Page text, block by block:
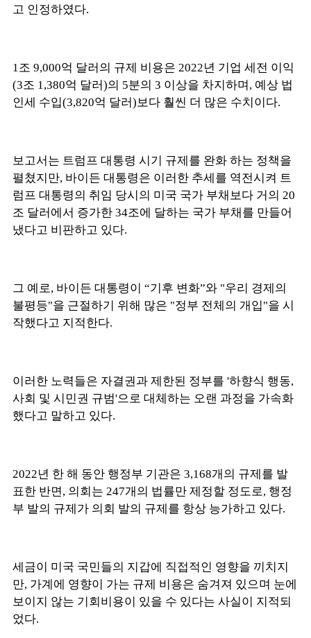
고 인정하였다.
1조 9,000억 달러의 규제 비용은 2022년 기업 세전 이익
(3조 1,380억 달러)의 5분의 3 이상을 차지하며, 예상 법
인세 수입(3,820억 달러)보다 훨씬 더 많은 수치이다.
보고서는 트럼프 대통령 시기 규제를 완화 하는 정책을
펼쳤지만, 바이든 대통령은 이러한 추세를 역전시켜 트
럼프 대통령의 취임 당시의 미국 국가 부채보다 거의 20
조 달러에서 증가한 34조에 달하는 국가 부채를 만들어
냈다고 비판하고 있다.
그 예로, 바이든 대통령이 “기후 변화”와 "우리 경제의
불평등"을 근절하기 위해 많은 "정부 전체의 개입"을 시
작했다고 지적한다.
이러한 노력들은 자결권과 제한된 정부를 '하향식 행동,
사회 및 시민권 규범'으로 대체하는 오랜 과정을 가속화
했다고 말하고 있다.
2022년 한 해 동안 행정부 기관은 3,168개의 규제를 발
표한 반면, 의회는 247개의 법률만 제정할 정도로, 행정
부 발의 규제가 의회 발의 규제를 항상 능가하고 있다.
세금이 미국 국민들의 지갑에 직접적인 영향을 끼치지
만, 가계에 영향이 가는 규제 비용은 숨겨져 있으며 눈에
보이지 않는 기회비용이 있을 수 있다는 사실이 지적되
었다.